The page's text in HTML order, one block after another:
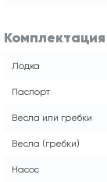
Комплектация
Лодка
Паспорт
Весла или гребки
Весла (гребки)
Насос